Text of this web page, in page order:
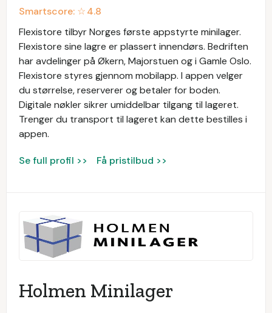
Smartscore: ☆4.8
Flexistore tilbyr Norges første appstyrte minilager.
Flexistore sine lagre er plassert innendørs. Bedriften
har avdelinger på Økern, Majorstuen og i Gamle Oslo.
Flexistore styres gjennom mobilapp. I appen velger
du størrelse, reserverer og betaler for boden.
Digitale nøkler sikrer umiddelbar tilgang til lageret.
Trenger du transport til lageret kan dette bestilles i
appen.
Se full profil >> Få pristilbud >>
Holmen Minilager